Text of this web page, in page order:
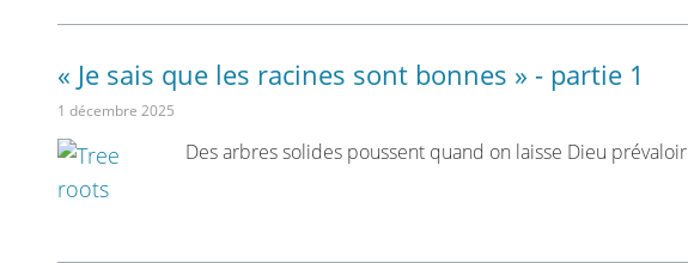
« Je sais que les racines sont bonnes » - partie 1
1 décembre 2025
Des arbres solides poussent quand on laisse Dieu prévaloir